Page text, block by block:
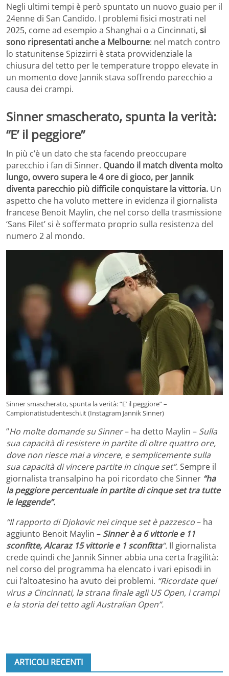
Negli ultimi tempi è però spuntato un nuovo guaio per il
24enne di San Candido. I problemi fisici mostrati nel
2025, come ad esempio a Shanghai o a Cincinnati, si
sono ripresentati anche a Melbourne: nel match contro
lo statunitense Spizzirri è stata provvidenziale la
chiusura del tetto per le temperature troppo elevate in
un momento dove Jannik stava soffrendo parecchio a
causa dei crampi.
Sinner smascherato, spunta la verità:
“E’ il peggiore”
In più c’è un dato che sta facendo preoccupare
parecchio i fan di Sinner. Quando il match diventa molto
lungo, ovvero supera le 4 ore di gioco, per Jannik
diventa parecchio più difficile conquistare la vittoria. Un
aspetto che ha voluto mettere in evidenza il giornalista
francese Benoit Maylin, che nel corso della trasmissione
‘Sans Filet’ si è soffermato proprio sulla resistenza del
numero 2 al mondo.
Sinner smascherato, spunta la verità: “E’ il peggiore” –
Campionatistudenteschi.it (Instagram Jannik Sinner)
“Ho molte domande su Sinner– ha detto Maylin – Sulla
sua capacità di resistere in partite di oltre quattro ore,
dove non riesce mai a vincere, e semplicemente sulla
sua capacità di vincere partite in cinque set”.Sempre il
giornalista transalpino ha poi ricordato che Sinner “ha
la peggiore percentuale in partite di cinque set tra tutte
le leggende”.
“Il rapporto di Djokovic nei cinque set è pazzesco– ha
aggiunto Benoit Maylin – Sinner è a 6 vittorie e 11
sconfitte, Alcaraz 15 vittorie e 1 sconfitta“. Il giornalista
crede quindi che Jannik Sinner abbia una certa fragilità:
nel corso del programma ha elencato i vari episodi in
cui l’altoatesino ha avuto dei problemi. “Ricordate quel
virus a Cincinnati, la strana finale agli US Open, i crampi
e la storia del tetto agli Australian Open”.
ARTICOLI RECENTI